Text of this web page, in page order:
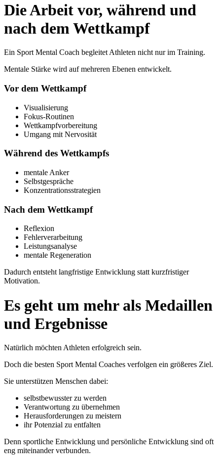
Die Arbeit vor, während und
nach dem Wettkampf
Ein Sport Mental Coach begleitet Athleten nicht nur im Training.
Mentale Stärke wird auf mehreren Ebenen entwickelt.
Vor dem Wettkampf
Visualisierung
Fokus-Routinen
Wettkampfvorbereitung
Umgang mit Nervosität
Während des Wettkampfs
mentale Anker
Selbstgespräche
Konzentrationsstrategien
Nach dem Wettkampf
Reflexion
Fehlerverarbeitung
Leistungsanalyse
mentale Regeneration
Dadurch entsteht langfristige Entwicklung statt kurzfristiger
Motivation.
Es geht um mehr als Medaillen
und Ergebnisse
Natürlich möchten Athleten erfolgreich sein.
Doch die besten Sport Mental Coaches verfolgen ein größeres Ziel.
Sie unterstützen Menschen dabei:
selbstbewusster zu werden
Verantwortung zu übernehmen
Herausforderungen zu meistern
ihr Potenzial zu entfalten
Denn sportliche Entwicklung und persönliche Entwicklung sind oft
eng miteinander verbunden.